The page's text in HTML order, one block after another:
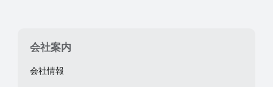
会社案内
会社情報